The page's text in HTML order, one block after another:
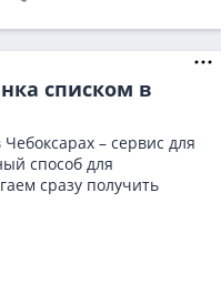
списком в
– сервис для
способ для
сразу получить